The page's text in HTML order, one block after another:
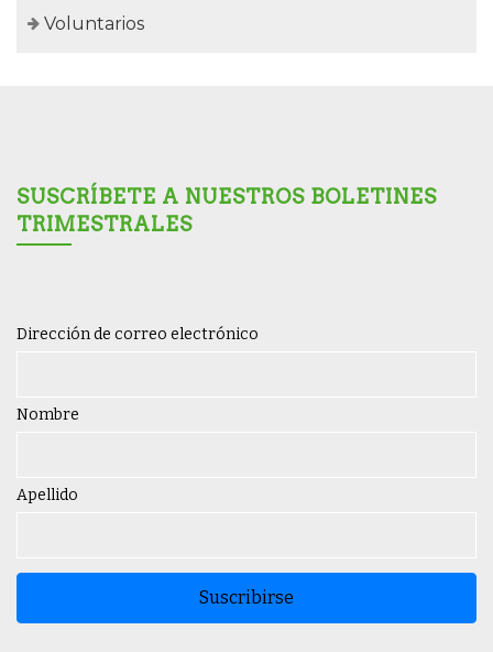
Voluntarios
SUSCRÍBETE A NUESTROS BOLETINES
TRIMESTRALES
Dirección de correo electrónico
Nombre
Apellido
Suscribirse